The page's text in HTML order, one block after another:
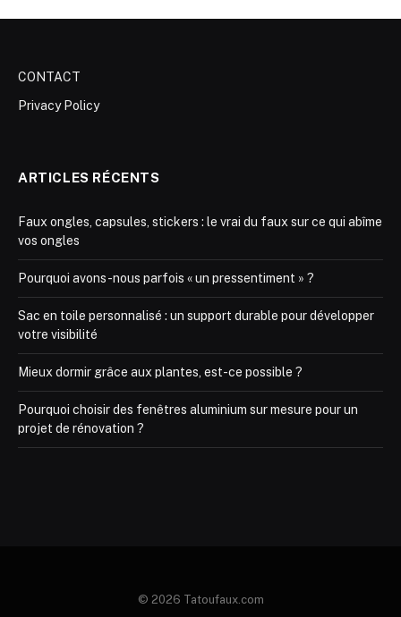
CONTACT
Privacy Policy
ARTICLES RÉCENTS
Faux ongles, capsules, stickers : le vrai du faux sur ce qui abîme
vos ongles
Pourquoi avons-nous parfois « un pressentiment » ?
Sac en toile personnalisé : un support durable pour développer
votre visibilité
Mieux dormir grâce aux plantes, est-ce possible ?
Pourquoi choisir des fenêtres aluminium sur mesure pour un
projet de rénovation ?
© 2026 Tatoufaux.com